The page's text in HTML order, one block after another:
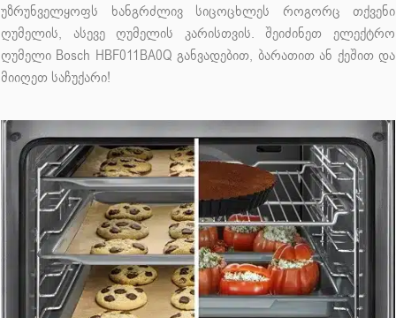
უზრუნველყოფს ხანგრძლივ სიცოცხლეს როგორც თქვენი
ღუმელის, ასევე ღუმელის კარისთვის. შეიძინეთ ელექტრო
ღუმელი Bosch HBF011BA0Q განვადებით, ბარათით ან ქეშით და
მიიღეთ საჩუქარი!